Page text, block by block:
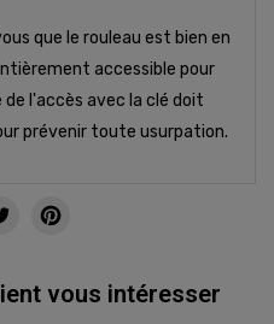
que le rouleau est bien en
accessible pour
l'accès avec la clé doit
prévenir toute usurpation.
vous intéresser